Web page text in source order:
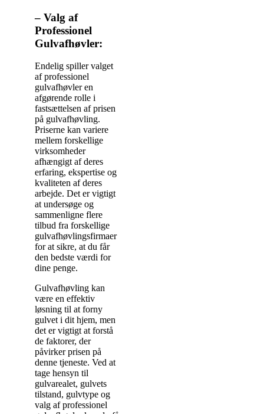
– Valg af
Professionel
Gulvafhøvler:
Endelig spiller valget
af professionel
gulvafhøvler en
afgørende rolle i
fastsættelsen af prisen
på gulvafhøvling.
Priserne kan variere
mellem forskellige
virksomheder
afhængigt af deres
erfaring, ekspertise og
kvaliteten af deres
arbejde. Det er vigtigt
at undersøge og
sammenligne flere
tilbud fra forskellige
gulvafhøvlingsfirmaer
for at sikre, at du får
den bedste værdi for
dine penge.
Gulvafhøvling kan
være en effektiv
løsning til at forny
gulvet i dit hjem, men
det er vigtigt at forstå
de faktorer, der
påvirker prisen på
denne tjeneste. Ved at
tage hensyn til
gulvarealet, gulvets
tilstand, gulvtype og
valg af professionel